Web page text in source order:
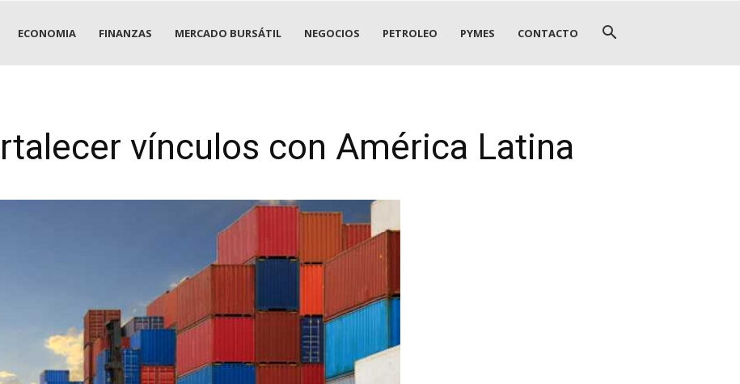
ECONOMIA FINANZAS MERCADO BURSÁTIL NEGOCIOS PETROLEO PYMES CONTACTO
vínculos con América Latina